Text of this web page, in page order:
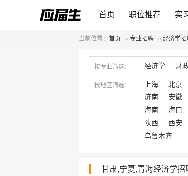
首页 职位推荐 实
当前位置： 首页 » 专业招聘 » 经济学招
按专业筛选： 经济学 财
按地区筛选： 上海 北京
济南
安徽
海南
海口
陕西
西安
乌鲁木齐
甘肃,宁夏,青海经济学招